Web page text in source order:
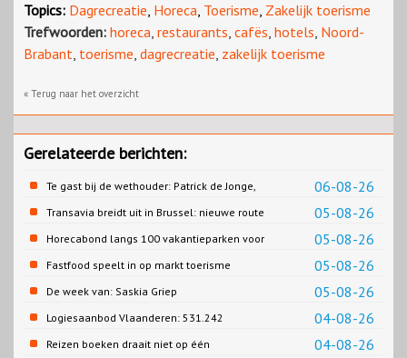
Topics: Dagrecreatie, Horeca, Toerisme, Zakelijk toerisme
Trefwoorden: horeca, restaurants, cafës, hotels, Noord-
Brabant, toerisme, dagrecreatie, zakelijk toerisme
« Terug naar het overzicht
Gerelateerde berichten:
06-08-26
Te gast bij de wethouder: Patrick de Jonge,
Gemeente Emmen
05-08-26
Transavia breidt uit in Brussel: nieuwe route
naar Porto
05-08-26
Horecabond langs 100 vakantieparken voor
Cao-recreatie
05-08-26
Fastfood speelt in op markt toerisme
05-08-26
De week van: Saskia Griep
04-08-26
Logiesaanbod Vlaanderen: 531.242
slaapplaatsen
04-08-26
Reizen boeken draait niet op één